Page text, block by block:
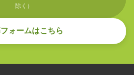
除く）
ォームはこちら